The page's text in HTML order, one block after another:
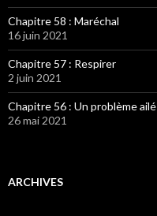
Chapitre 58 : Maréchal
16 juin 2021
Chapitre 57 : Respirer
2 juin 2021
Chapitre 56 : Un problème ailé
26 mai 2021
ARCHIVES